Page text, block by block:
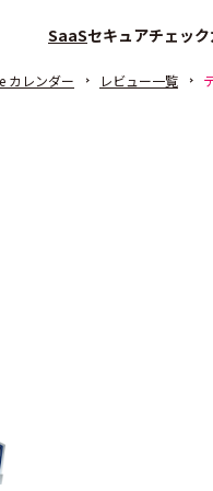
SaaSセキュアチェック
カレンダー レビュー一覧